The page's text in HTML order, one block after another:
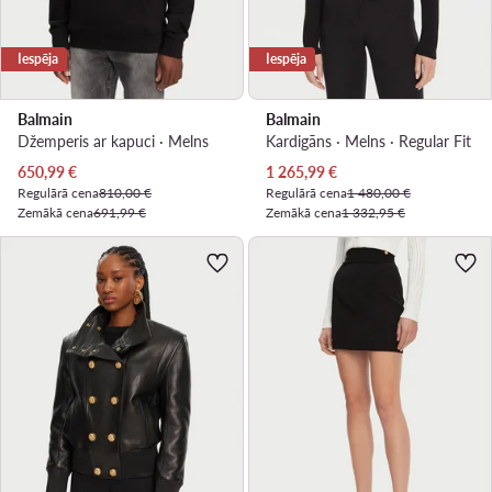
Iespēja
Balmain
Džemperis ar kapuci · Melns
Pašreizējā cena
650,99€
Regulārā cena810,00 €
Zemākā cena691,99 €
Iespēja
Balmain
Kardigāns · Melns · Regular Fit
Pašreizējā cena
1 265,99€
Regulārā cena1 480,00 €
Zemākā cena1 332,95 €